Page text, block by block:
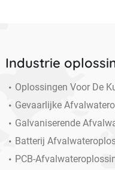
Industrie
Oplossingen Voor De
Gevaarlijke
Galvaniserende
Batterij
PCB-